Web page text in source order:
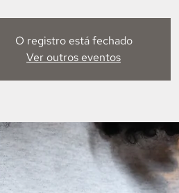
O registro está fechado
Ver outros eventos